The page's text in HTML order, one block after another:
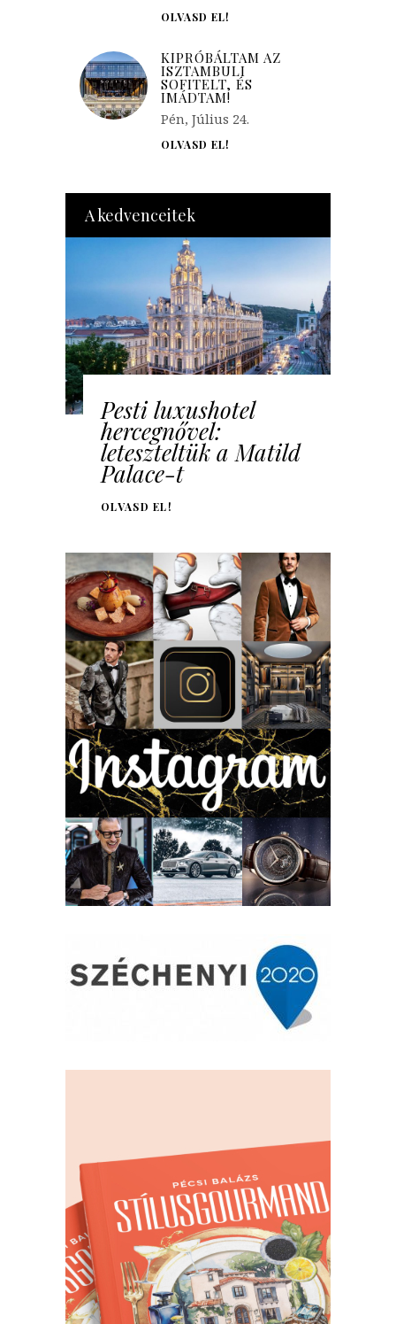
OLVASD EL!
KIPRÓBÁLTAM AZ
ISZTAMBULI
SOFITELT, ÉS
IMÁDTAM!
Pén, Július 24.
OLVASD EL!
A kedvenceitek
Pesti luxushotel
hercegnővel:
leteszteltük a Matild
Palace-t
OLVASD EL!